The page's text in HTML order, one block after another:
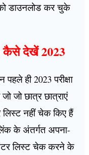
डाउनलोड कर चुके
कैसे देखें 2023
पहले ही 2023 परीक्षा
जो छात्र छात्राएं
लिस्ट नहीं चेक किए हैं
के अंतर्गत अपना-
लिस्ट चेक करने के